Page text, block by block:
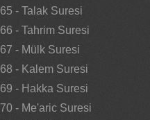
65 - Talak Suresi
66 - Tahrim Suresi
67 - Mülk Suresi
68 - Kalem Suresi
69 - Hakka Suresi
70 - Me'aric Suresi